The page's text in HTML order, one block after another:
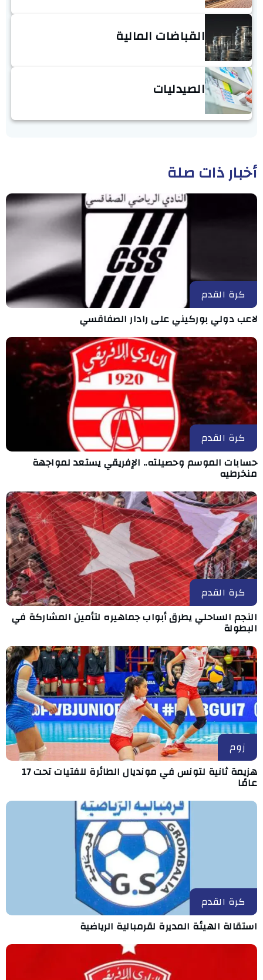
القباضات المالية
الصيدليات
أخبار ذات صلة
كرة القدم
لاعب دولي بوركيني على رادار الصفاقسي
كرة القدم
حسابات الموسم وحصيلته.. الإفريقي يستعد لمواجهة
منخرطيه
كرة القدم
النجم الساحلي يطرق أبواب جماهيره لتأمين المشاركة في
البطولة
زوم
هزيمة ثانية لتونس في مونديال الطائرة للفتيات تحت 17
عامًا
كرة القدم
استقالة الهيئة المديرة لقرمبالية الرياضية